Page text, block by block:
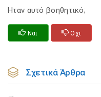
Ηταν αυτό βοηθητικό;
Ναι Οχι
Σχετικά Άρθρα